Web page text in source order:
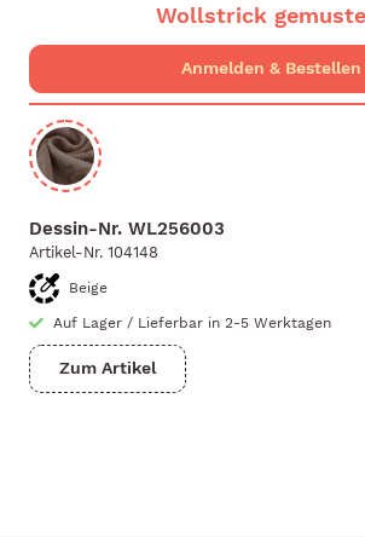
Wollstrick
Dessin-Nr. WL256003
Artikel-Nr. 104148
Beige
Auf Lager / Lieferbar in 2-5 Werktagen
Zum Artikel